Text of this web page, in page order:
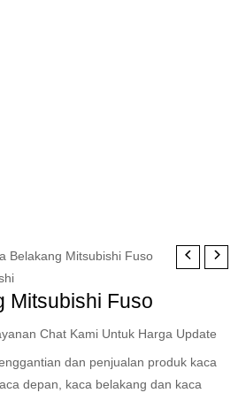
Belakang Mitsubishi Fuso
Mitsubishi Fuso
Chat Kami Untuk Harga Update
dan penjualan produk kaca
depan, kaca belakang dan kaca